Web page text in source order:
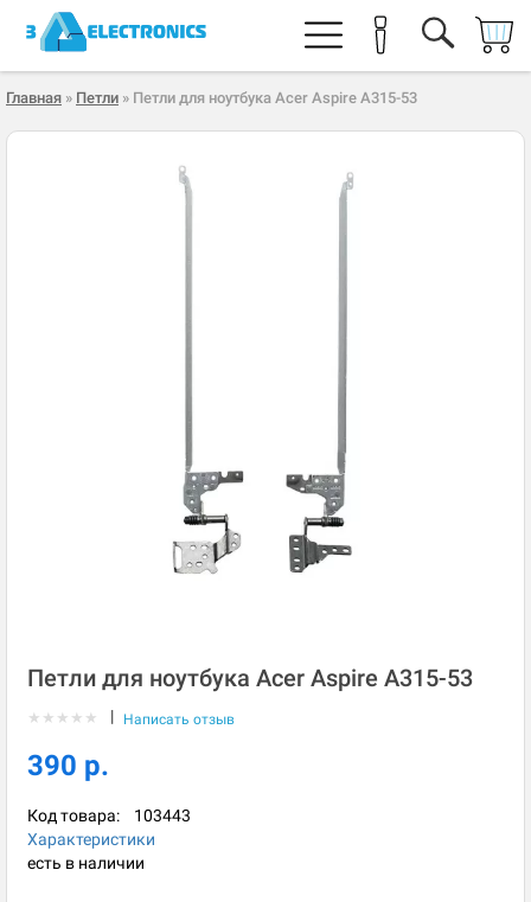
Главная » Петли » Петли для ноутбука Acer Aspire A315-53
Петли для ноутбука Acer Aspire A315-53
★ ★ ★ ★ ★ | Написать отзыв
390 р.
Код товара: 103443
Характеристики
есть в наличии